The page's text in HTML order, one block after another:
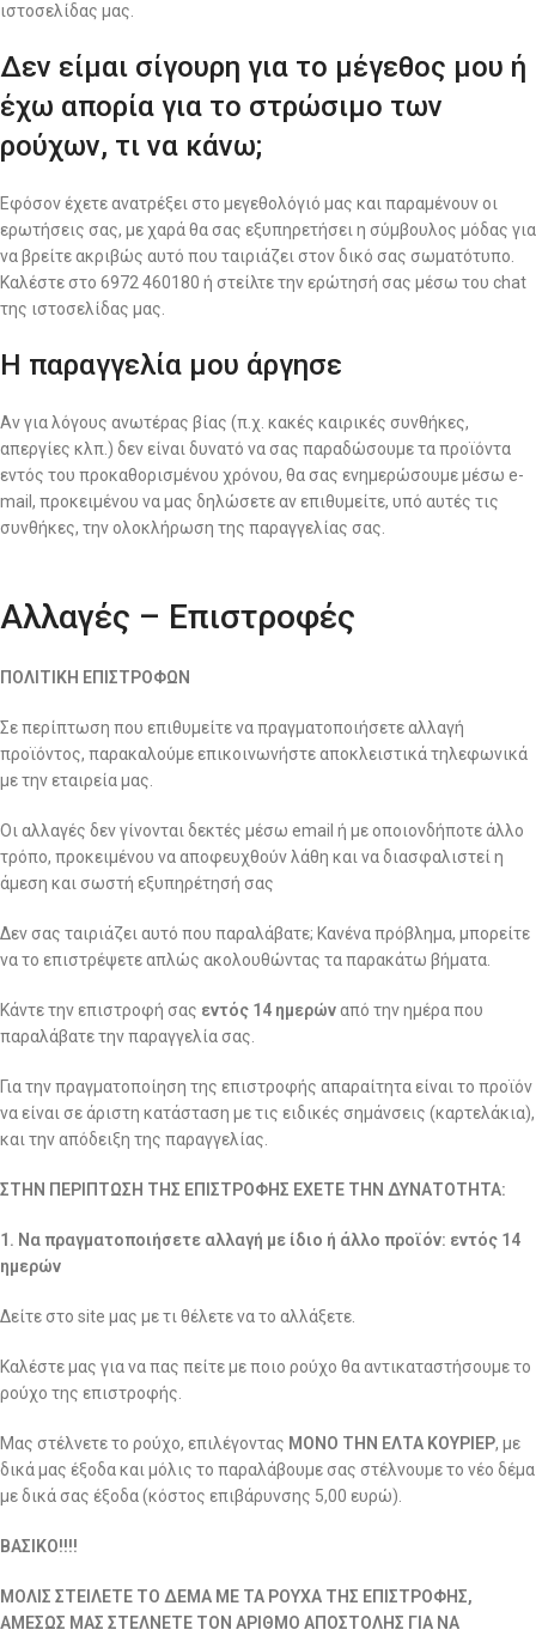
ιστοσελίδας μας.
Δεν είμαι σίγουρη για το μέγεθος μου ή
έχω απορία για το στρώσιμο των
ρούχων, τι να κάνω;
Εφόσον έχετε ανατρέξει στο μεγεθολόγιό μας και παραμένουν οι
ερωτήσεις σας, με χαρά θα σας εξυπηρετήσει η σύμβουλος μόδας για
να βρείτε ακριβώς αυτό που ταιριάζει στον δικό σας σωματότυπο.
Καλέστε στο 6972 460180 ή στείλτε την ερώτησή σας μέσω του chat
της ιστοσελίδας μας.
Η παραγγελία μου άργησε
Αν για λόγους ανωτέρας βίας (π.χ. κακές καιρικές συνθήκες,
απεργίες κλπ.) δεν είναι δυνατό να σας παραδώσουμε τα προϊόντα
εντός του προκαθορισμένου χρόνου, θα σας ενημερώσουμε μέσω e-
mail, προκειμένου να μας δηλώσετε αν επιθυμείτε, υπό αυτές τις
συνθήκες, την ολοκλήρωση της παραγγελίας σας.
Αλλαγές – Επιστροφές
ΠΟΛΙΤΙΚΗ ΕΠΙΣΤΡΟΦΩΝ
Σε περίπτωση που επιθυμείτε να πραγματοποιήσετε αλλαγή
προϊόντος, παρακαλούμε επικοινωνήστε αποκλειστικά τηλεφωνικά
με την εταιρεία μας.
Οι αλλαγές δεν γίνονται δεκτές μέσω email ή με οποιονδήποτε άλλο
τρόπο, προκειμένου να αποφευχθούν λάθη και να διασφαλιστεί η
άμεση και σωστή εξυπηρέτησή σας
Δεν σας ταιριάζει αυτό που παραλάβατε; Κανένα πρόβλημα, μπορείτε
να το επιστρέψετε απλώς ακολουθώντας τα παρακάτω βήματα.
Κάντε την επιστροφή σας εντός 14 ημερώναπό την ημέρα που
παραλάβατε την παραγγελία σας.
Για την πραγματοποίηση της επιστροφής απαραίτητα είναι το προϊόν
να είναι σε άριστη κατάσταση με τις ειδικές σημάνσεις (καρτελάκια),
και την απόδειξη της παραγγελίας.
ΣΤΗΝ ΠΕΡΙΠΤΩΣΗ ΤΗΣ ΕΠΙΣΤΡΟΦΗΣ ΕΧΕΤΕ ΤΗΝ ΔΥΝΑΤΟΤΗΤΑ:
1. Να πραγματοποιήσετε αλλαγή με ίδιο ή άλλο προϊόν: εντός 14
ημερών
Δείτε στο site μας με τι θέλετε να το αλλάξετε.
Καλέστε μας για να πας πείτε με ποιο ρούχο θα αντικαταστήσουμε το
ρούχο της επιστροφής.
Μας στέλνετε το ρούχο, επιλέγοντας ΜΟΝΟ ΤΗΝ ΕΛΤΑ ΚΟΥΡΙΕΡ, με
δικά μας έξοδα και μόλις το παραλάβουμε σας στέλνουμε το νέο δέμα
με δικά σας έξοδα (κόστος επιβάρυνσης 5,00 ευρώ).
ΒΑΣΙΚΟ!!!!
ΜΟΛΙΣ ΣΤΕΙΛΕΤΕ ΤΟ ΔΕΜΑ ΜΕ ΤΑ ΡΟΥΧΑ ΤΗΣ ΕΠΙΣΤΡΟΦΗΣ,
ΑΜΕΣΩΣ ΜΑΣ ΣΤΕΛΝΕΤΕ ΤΟΝ ΑΡΙΘΜΟ ΑΠΟΣΤΟΛΗΣ ΓΙΑ ΝΑ